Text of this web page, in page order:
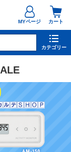
カート
MYページ
カテゴリー